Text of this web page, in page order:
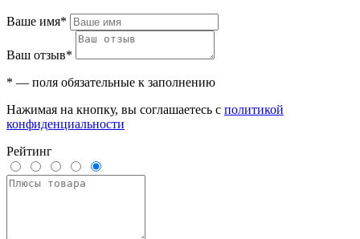
Ваше имя*
Ваш отзыв*
* — поля обязательные к заполнению
Нажимая на кнопку, вы соглашаетесь с политикой
конфиденциальности
Рейтинг